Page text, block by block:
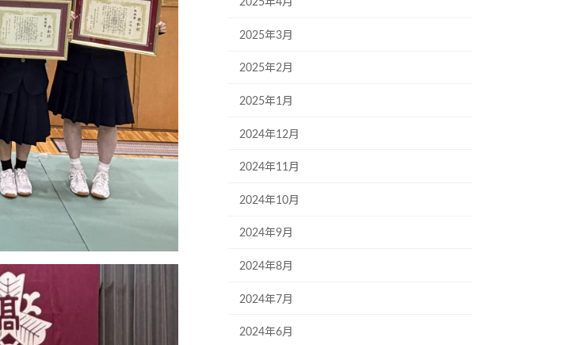
2025年4月
2025年3月
2025年2月
2025年1月
2024年12月
2024年11月
2024年10月
2024年9月
2024年8月
2024年7月
2024年6月